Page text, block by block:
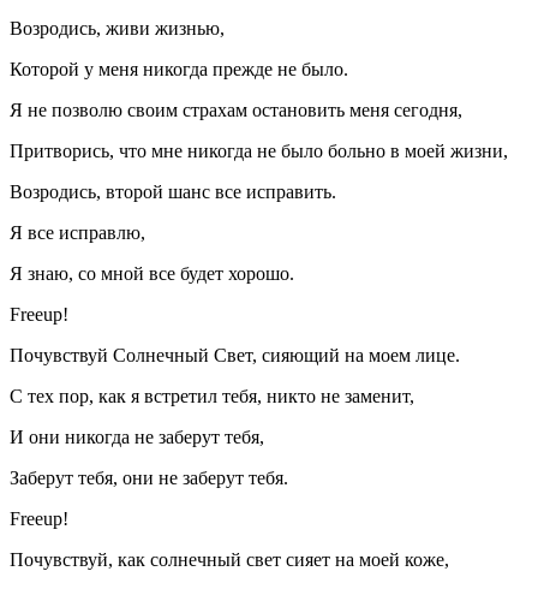
Возродись, живи жизнью,
Которой у меня никогда прежде не было.
Я не позволю своим страхам остановить меня сегодня,
Притворись, что мне никогда не было больно в моей жизни,
Возродись, второй шанс все исправить.
Я все исправлю,
Я знаю, со мной все будет хорошо.
Freeup!
Почувствуй Солнечный Свет, сияющий на моем лице.
С тех пор, как я встретил тебя, никто не заменит,
И они никогда не заберут тебя,
Заберут тебя, они не заберут тебя.
Freeup!
Почувствуй, как солнечный свет сияет на моей коже,